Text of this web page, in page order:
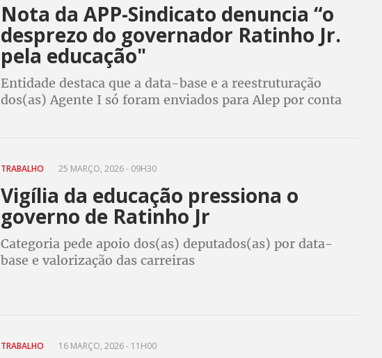
Nota da APP-Sindicato denuncia “o
desprezo do governador Ratinho Jr.
pela educação"
Entidade destaca que a data-base e a reestruturação
dos(as) Agente I só foram enviados para Alep por conta
TRABALHO 25 MARÇO, 2026 - 09H30
Vigília da educação pressiona o
governo de Ratinho Jr
Categoria pede apoio dos(as) deputados(as) por data-
base e valorização das carreiras
TRABALHO 16 MARÇO, 2026 - 11H00